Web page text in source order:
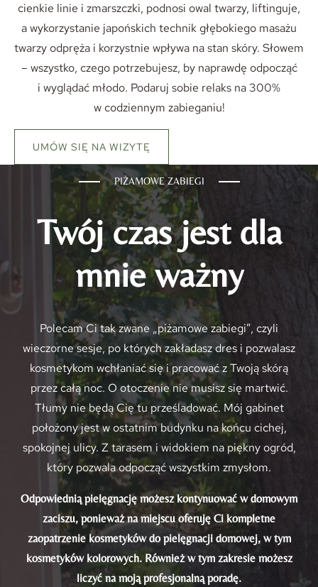
cienkie linie i zmarszczki, podnosi owal twarzy, liftinguje,
a wykorzystanie japońskich technik głębokiego masażu
twarzy odpręża i korzystnie wpływa na stan skóry. Słowem
– wszystko, czego potrzebujesz, by naprawdę odpocząć
i wyglądać młodo. Podaruj sobie relaks na 300%
w codziennym zabieganiu!
UMÓW SIĘ NA WIZYTĘ
PIŻAMOWE ZABIEGI
Twój czas jest dla
mnie ważny
Polecam Ci tak zwane „piżamowe zabiegi”, czyli
wieczorne sesje, po których zakładasz dres i pozwalasz
kosmetykom wchłaniać się i pracować z Twoją skórą
przez całą noc. O otoczenie nie musisz się martwić.
Tłumy nie będą Cię tu prześladować. Mój gabinet
położony jest w ostatnim budynku na końcu cichej,
spokojnej ulicy. Z tarasem i widokiem na piękny ogród,
który pozwala odpocząć wszystkim zmysłom.
Odpowiednią pielęgnację możesz kontynuować w domowym
zaciszu, ponieważ na miejscu oferuję Ci kompletne
zaopatrzenie kosmetyków do pielęgnacji domowej, w tym
kosmetyków kolorowych. Również w tym zakresie możesz
liczyć na moją profesjonalną poradę.